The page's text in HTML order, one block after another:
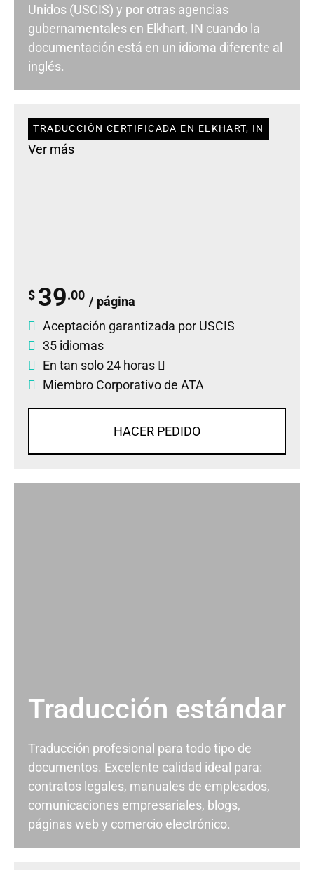
Unidos (USCIS) y por otras agencias
gubernamentales en Elkhart, IN cuando la
documentación está en un idioma diferente al
inglés.
TRADUCCIÓN CERTIFICADA EN ELKHART, IN
Ver más
$ 39.00 / página
Aceptación garantizada por USCIS
35 idiomas
En tan solo 24 horas
Miembro Corporativo de ATA
HACER PEDIDO
Traducción estándar
Traducción profesional para todo tipo de
documentos. Excelente calidad ideal para:
contratos legales, manuales de empleados,
comunicaciones empresariales, blogs,
páginas web y comercio electrónico.